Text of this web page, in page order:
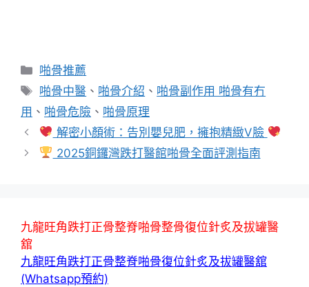
分
類
啪骨推薦
標
籤
啪骨中醫 、 啪骨介紹 、 啪骨副作用 啪骨有冇
用 、 啪骨危險 、 啪骨原理
解密小顏術：告別嬰兒肥，擁抱精緻V臉
2025銅鑼灣跌打醫館啪骨全面評測指南
九龍旺角跌打正骨整脊啪骨整骨復位針炙及拔罐醫
舘
九龍旺角跌打正骨整脊啪骨復位針炙及拔罐醫舘
(Whatsapp預約)